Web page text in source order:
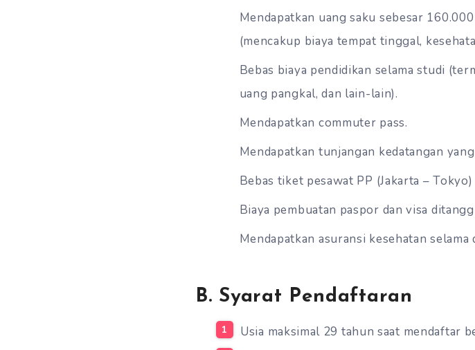
Mendapatkan uang saku sebesar
(mencakup biaya tempat tinggal,
Bebas biaya pendidikan selama studi
uang pangkal, dan lain-lain).
Mendapatkan commuter pass.
Mendapatkan tunjangan kedatangan
Bebas tiket pesawat PP (Jakarta –
Biaya pembuatan paspor dan visa
Mendapatkan asuransi kesehatan selama
B. Syarat Pendaftaran
Usia maksimal 29 tahun saat mendaftar